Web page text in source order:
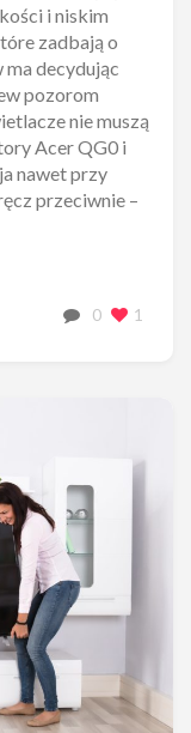
i niskim
zadbają o
decydując
pozorom
nie muszą
Acer QG0 i
nawet przy
przeciwnie –
0 1